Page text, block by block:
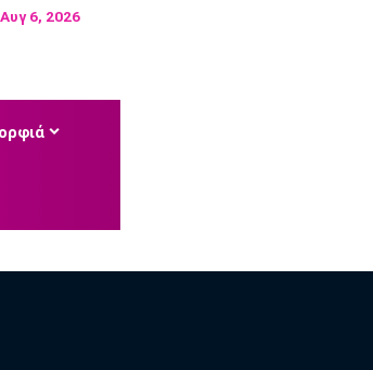
6, 2026